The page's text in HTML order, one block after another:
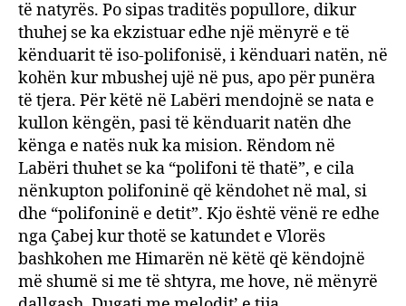
të natyrës. Po sipas traditës popullore, dikur
thuhej se ka ekzistuar edhe një mënyrë e të
kënduarit të iso-polifonisë, i kënduari natën, në
kohën kur mbushej ujë në pus, apo për punëra
të tjera. Për këtë në Labëri mendojnë se nata e
kullon këngën, pasi të kënduarit natën dhe
kënga e natës nuk ka mision. Rëndom në
Labëri thuhet se ka “polifoni të thatë”, e cila
nënkupton polifoninë që këndohet në mal, si
dhe “polifoninë e detit”. Kjo është vënë re edhe
nga Çabej kur thotë se katundet e Vlorës
bashkohen me Himarën në këtë që këndojnë
më shumë si me të shtyra, me hove, në mënyrë